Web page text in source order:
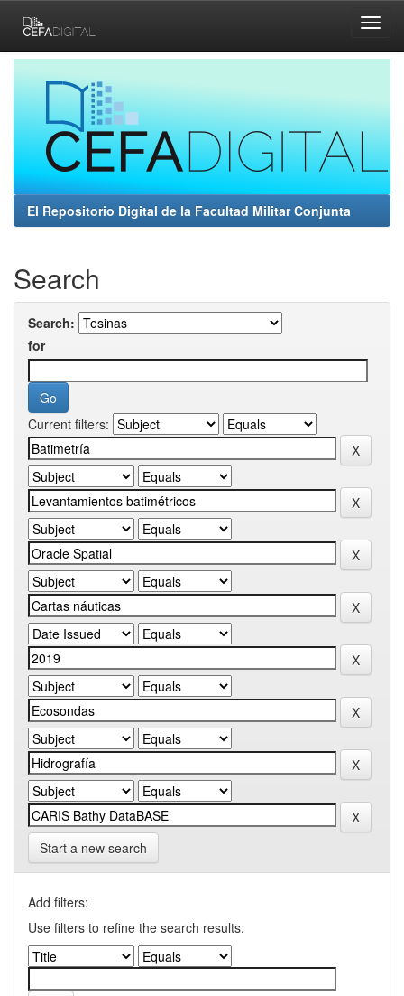
navigation
El Repositorio Digital de la Facultad Militar Conjunta
Search
Search:
for
Current filters:
Start a new search
Add filters:
Use filters to refine the search results.